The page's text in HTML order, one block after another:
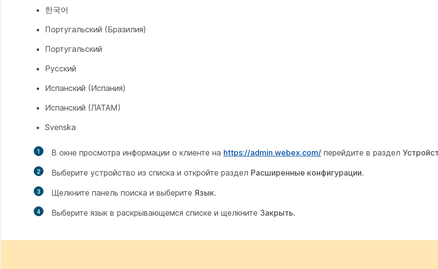
한국어
Португальский (Бразилия)
Португальский
Русский
Испанский (Испания)
Испанский (ЛАТАМ)
Svenska
1 В окне просмотра информации о клиенте на https://admin.webex.com/ перейдите в раздел
2 Выберите устройство из списка и откройте раздел Расширенные конфигурации.
3 Щелкните панель поиска и выберите Язык.
4 Выберите язык в раскрывающемся списке и щелкните Закрыть.